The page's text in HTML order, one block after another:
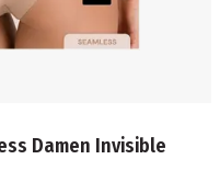
Damen Invisible